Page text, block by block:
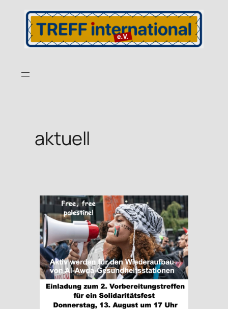
aktuell